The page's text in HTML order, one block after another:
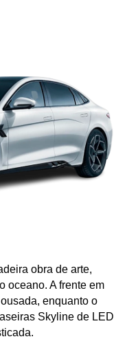
obra de arte,
oceano. A frente em
enquanto o
Skyline de LED